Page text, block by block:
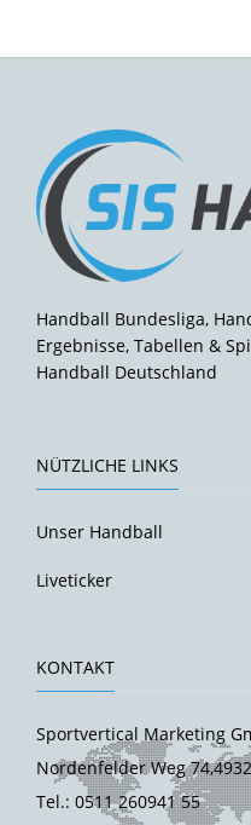
Handball Bundesliga,
Ergebnisse, Tabellen &
Handball Deutschland
NÜTZLICHE LINKS
Unser Handball
Liveticker
KONTAKT
Sportvertical Marketing
Nordenfelder Weg
Tel.: 0511 260941 55